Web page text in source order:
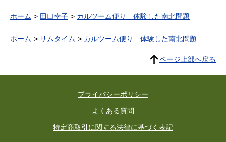
ホーム 田口幸子 カルツーム便り 体験した南北問題
ホーム サムタイム カルツーム便り 体験した南北問題
ページ上部へ戻る
プライバシーポリシー
よくある質問
特定商取引に関する法律に基づく表記